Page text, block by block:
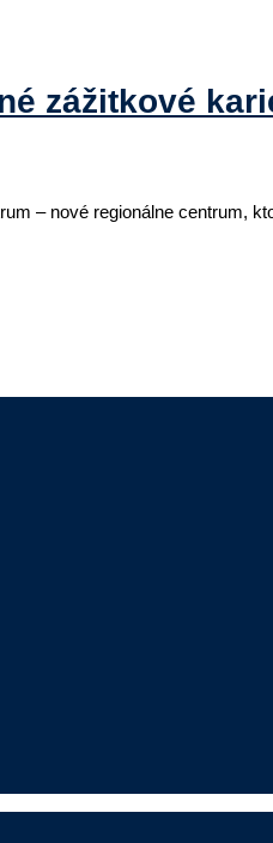
zážitkové
– nové regionálne centrum,